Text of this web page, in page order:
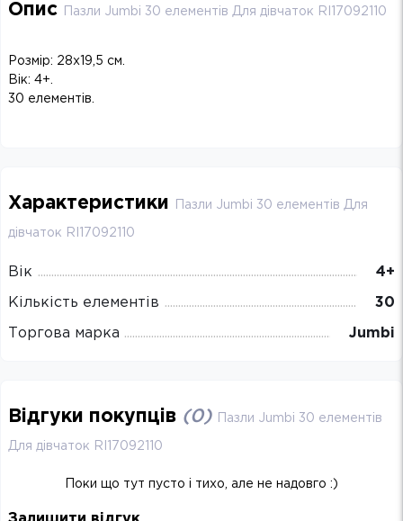
Опис Пазли Jumbi 30 елементів Для дівчаток RI17092110
Розмір: 28х19,5 см.
Вік: 4+.
30 елементів.
Характеристики Пазли Jumbi 30 елементів Для
дівчаток RI17092110
Вік 4+
Кількість елементів 30
Торгова марка Jumbi
Відгуки покупців (0) Пазли Jumbi 30 елементів
Для дівчаток RI17092110
Поки що тут пусто і тихо, але не надовго :)